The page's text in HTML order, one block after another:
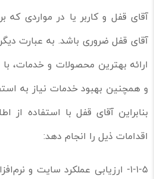
آقای قفل و کاربر یا در مواردی که
آقای قفل ضروری باشد. به عبارت
ارائه بهترین محصولات و خدمات،
و همچنین بهبود خدمات نیاز به
بنابراین آقای قفل با استفاده از
اقدامات ذیل را انجام دهد:
۱-۱-۵- ارزیابی عملکرد سایت و